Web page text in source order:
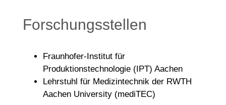
Forschungsstellen
Fraunhofer-Institut für
Produktionstechnologie (IPT) Aachen
Lehrstuhl für Medizintechnik der RWTH
Aachen University (mediTEC)